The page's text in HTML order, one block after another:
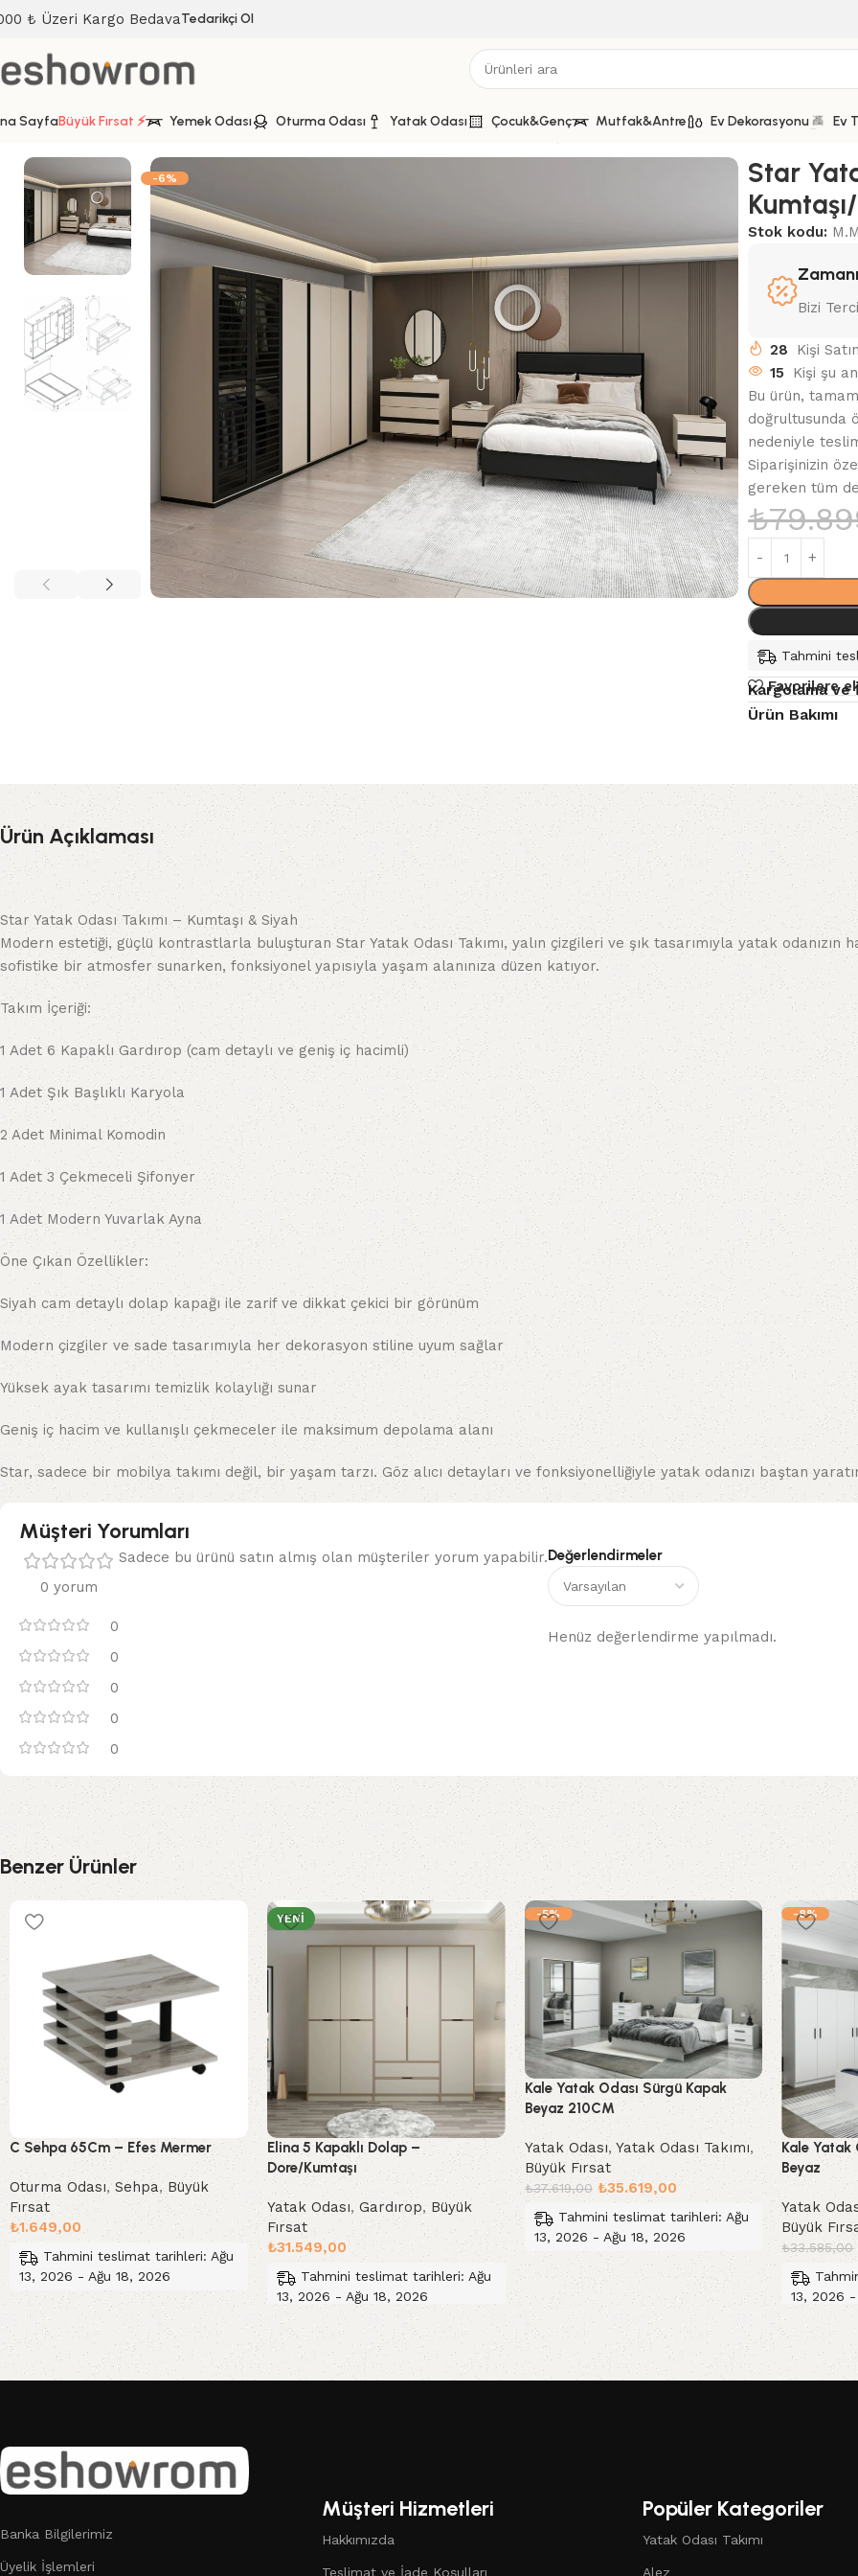
₺ Üzeri Kargo BedavaTedarikçi Ol
SayfaBüyük Fırsat ⚡ Yemek Odası Oturma Odası Yatak Odası Çocuk&Genç Mutfak&Antre Ev Dekorasyonu Ev
Yatak Odası Takımı Star Yatak Odası Takımı – Kumtaşı/Siyah
-6%
Star
Stok kodu:
Bizi
28
Kişi
15
Kişi şu
Bu ürün,
doğrultusunda
nedeniyle
Siparişinizin
gereken tüm
₺
Tahmini
Favorilere
Kargolama ve
Ürün Bakımı
Ürün Açıklaması
Star Yatak Odası Takımı – Kumtaşı & Siyah
Modern estetiği, güçlü kontrastlarla buluşturan Star Yatak Odası Takımı, yalın çizgileri ve şık tasarımıyla yatak odanızın
sofistike bir atmosfer sunarken, fonksiyonel yapısıyla yaşam alanınıza düzen katıyor.
Takım İçeriği:
1 Adet 6 Kapaklı Gardırop (cam detaylı ve geniş iç hacimli)
1 Adet Şık Başlıklı Karyola
2 Adet Minimal Komodin
1 Adet 3 Çekmeceli Şifonyer
1 Adet Modern Yuvarlak Ayna
Öne Çıkan Özellikler:
Siyah cam detaylı dolap kapağı ile zarif ve dikkat çekici bir görünüm
Modern çizgiler ve sade tasarımıyla her dekorasyon stiline uyum sağlar
Yüksek ayak tasarımı temizlik kolaylığı sunar
Geniş iç hacim ve kullanışlı çekmeceler ile maksimum depolama alanı
Star, sadece bir mobilya takımı değil, bir yaşam tarzı. Göz alıcı detayları ve fonksiyonelliğiyle yatak odanızı baştan
Müşteri Yorumları
0 yorum
0
0
0
0
0
Değerlendirmeler
Henüz değerlendirme yapılmadı.
Sadece bu ürünü satın almış olan müşteriler yorum yapabilir.
Benzer Ürünler
C Sehpa 65Cm – Efes Mermer
Oturma Odası,Sehpa,Büyük
Fırsat
₺1.649,00
Tahmini teslimat tarihleri: Ağu
13, 2026 - Ağu 18, 2026
Sepete Ekle
YENI
Elina 5 Kapaklı Dolap –
Dore/Kumtaşı
Yatak Odası, Gardırop, Büyük
Fırsat
₺31.549,00
Tahmini teslimat tarihleri: Ağu
13, 2026 - Ağu 18, 2026
Sepete Ekle
-5%
Kale Yatak Odası Sürgü Kapak
Beyaz 210CM
Yatak Odası,Yatak Odası Takımı,
Büyük Fırsat
₺37.619,00 ₺35.619,00
Tahmini teslimat tarihleri: Ağu
13, 2026 - Ağu 18, 2026
Sepete Ekle
-8%
Kale Yatak
Beyaz
Yatak
Büyük
₺33.585,00
13, 2026
Sepete
Read More
Banka Bilgilerimiz
Üyelik İşlemleri
Müşteri Hizmetleri
Hakkımızda
Teslimat ve İade Koşulları
Popüler Kategoriler
Yatak Odası Takımı
Alez